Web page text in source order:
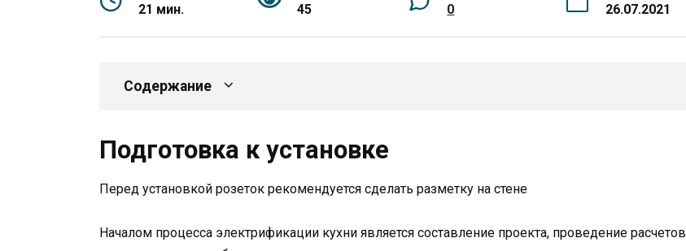
21 мин. 45 0 26.07.2021
Содержание
Подготовка к установке
Перед установкой розеток рекомендуется сделать разметку на стене
Началом процесса электрификации кухни является составление проекта, проведение расчетов